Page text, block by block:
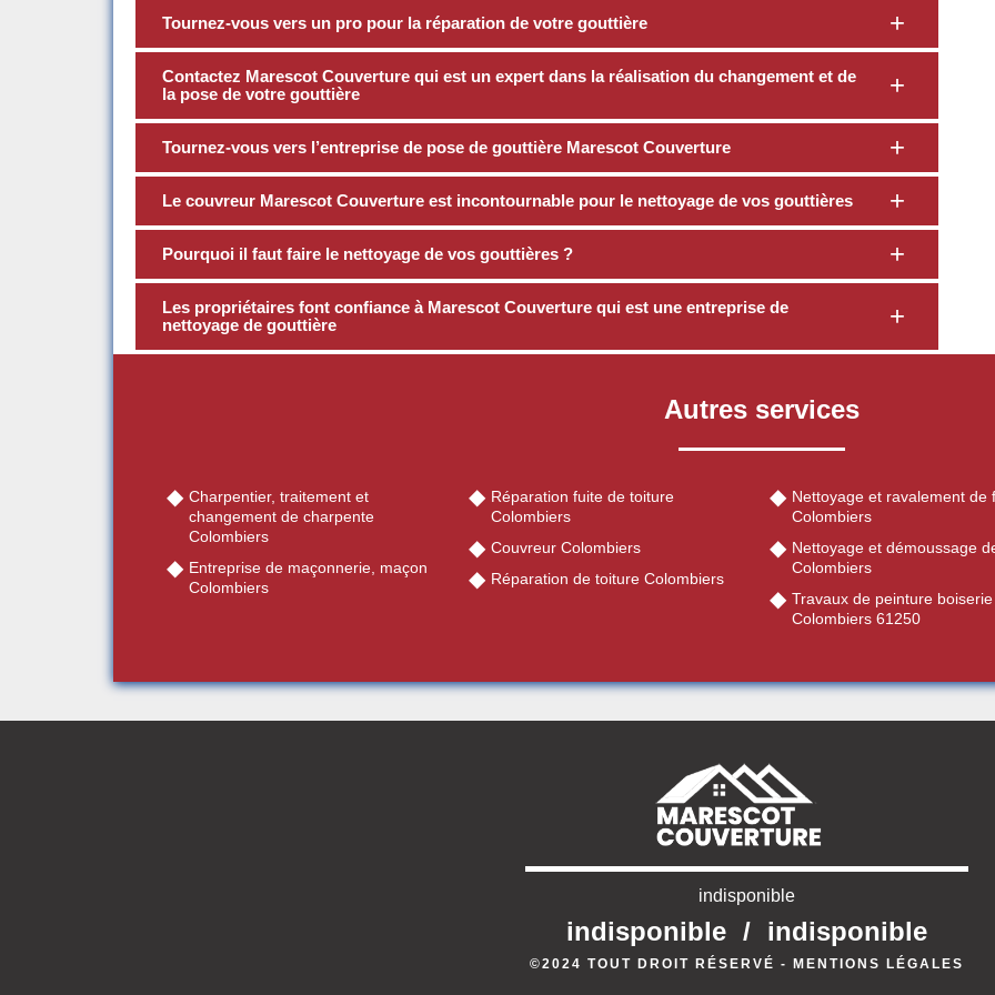
Tournez-vous vers un pro pour la réparation de votre gouttière
Contactez Marescot Couverture qui est un expert dans la réalisation du changement et de
la pose de votre gouttière
Tournez-vous vers l’entreprise de pose de gouttière Marescot Couverture
Le couvreur Marescot Couverture est incontournable pour le nettoyage de vos gouttières
Pourquoi il faut faire le nettoyage de vos gouttières ?
Les propriétaires font confiance à Marescot Couverture qui est une entreprise de
nettoyage de gouttière
Autres services
Charpentier, traitement et
changement de charpente
Colombiers
Entreprise de maçonnerie, maçon
Colombiers
Réparation fuite de toiture
Colombiers
Couvreur Colombiers
Réparation de toiture Colombiers
Nettoyage et ravalement de
Colombiers
Nettoyage et démoussage
Colombiers
Travaux de peinture boiserie
Colombiers 61250
indisponible
indisponible / indisponible
©2024 TOUT DROIT RÉSERVÉ - MENTIONS LÉGALES